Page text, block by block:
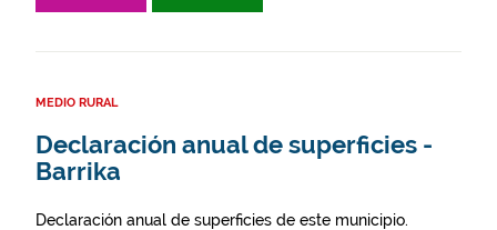
MEDIO RURAL
Declaración anual de superficies -
Barrika
Declaración anual de superficies de este municipio.